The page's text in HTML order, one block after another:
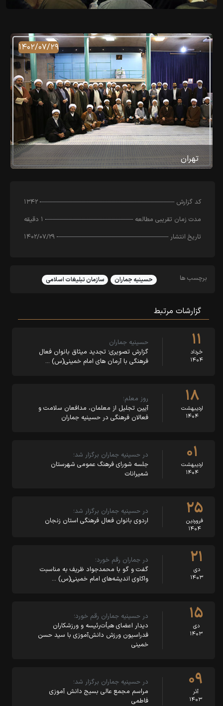
۱۴۰۲/۰۷/۲۹
تهران
کد‌ گزارش
۱۳۴۲
مدت زمان تقریبی مطالعه
۱ دقیقه
تاریخ انتشار
۱۴۰۲/۰۷/۲۹
برچسب ها حسینیه جماران سازمان تبلیغات اسلامی
گزارشات مرتبط
۱۱
خرداد
۱۴۰۴
حسینیه جماران
گزارش تصویری؛ تجدید میثاق بانوان فعال
فرهنگی با آرمان های امام خمینی(س) …
۱۸
اردیبهشت
۱۴۰۴
روز معلم؛
آیین تجلیل از معلمان، مدافعان سلامت و
فعالان فرهنگی در حسینیه جماران
۰۱
اردیبهشت
۱۴۰۴
در حسینیه جماران برگزار شد؛
جلسه شورای فرهنگ عمومی شهرستان
شمیرانات
۲۵
فروردین
۱۴۰۴
در حسینیه جماران برگزار شد؛
اردوی بانوان فعال فرهنگی استان زنجان
۲۱
دی
۱۴۰۳
در جماران رقم خورد؛
گفت و گو با محمدجواد ظریف به مناسبت
واکاوی اندیشه‌های امام خمینی(س) …
۱۵
دی
۱۴۰۳
در حسینیه جماران رقم خورد؛
دیدار اعضای هیأت‌رئیسه و ورزشکاران
فدراسیون ورزش دانش‌آموزی با سید حسن
خمینی
۰۹
آذر
۱۴۰۳
در حسینیه جماران برگزار شد؛
مراسم مجمع عالی بسیج دانش آموزی
فاطمی